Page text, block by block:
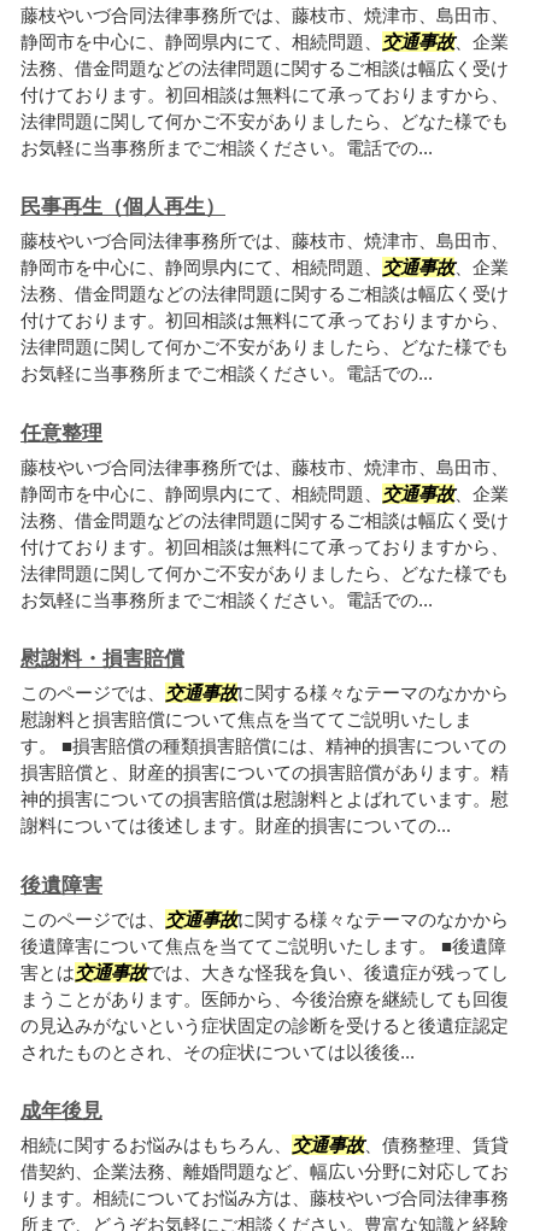
藤枝やいづ合同法律事務所では、藤枝市、焼津市、島田市、
静岡市を中心に、静岡県内にて、相続問題、 交通事故、企業
法務、借金問題などの法律問題に関するご相談は幅広く受け
付けております。初回相談は無料にて承っておりますから、
法律問題に関して何かご不安がありましたら、どなた様でも
お気軽に当事務所までご相談ください。電話での...
民事再生（個人再生）
藤枝やいづ合同法律事務所では、藤枝市、焼津市、島田市、
静岡市を中心に、静岡県内にて、相続問題、 交通事故、企業
法務、借金問題などの法律問題に関するご相談は幅広く受け
付けております。初回相談は無料にて承っておりますから、
法律問題に関して何かご不安がありましたら、どなた様でも
お気軽に当事務所までご相談ください。電話での...
任意整理
藤枝やいづ合同法律事務所では、藤枝市、焼津市、島田市、
静岡市を中心に、静岡県内にて、相続問題、 交通事故、企業
法務、借金問題などの法律問題に関するご相談は幅広く受け
付けております。初回相談は無料にて承っておりますから、
法律問題に関して何かご不安がありましたら、どなた様でも
お気軽に当事務所までご相談ください。電話での...
慰謝料・損害賠償
このページでは、 交通事故に関する様々なテーマのなかから
慰謝料と損害賠償について焦点を当ててご説明いたしま
す。 ■損害賠償の種類損害賠償には、精神的損害についての
損害賠償と、財産的損害についての損害賠償があります。精
神的損害についての損害賠償は慰謝料とよばれています。慰
謝料については後述します。財産的損害についての...
後遺障害
このページでは、 交通事故に関する様々なテーマのなかから
後遺障害について焦点を当ててご説明いたします。 ■後遺障
害とは交通事故では、大きな怪我を負い、後遺症が残ってし
まうことがあります。医師から、今後治療を継続しても回復
の見込みがないという症状固定の診断を受けると後遺症認定
されたものとされ、その症状については以後後...
成年後見
相続に関するお悩みはもちろん、 交通事故、債務整理、賃貸
借契約、企業法務、離婚問題など、幅広い分野に対応してお
ります。相続についてお悩み方は、藤枝やいづ合同法律事務
所まで、どうぞお気軽にご相談ください。豊富な知識と経験